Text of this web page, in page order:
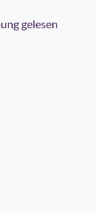
gelesen